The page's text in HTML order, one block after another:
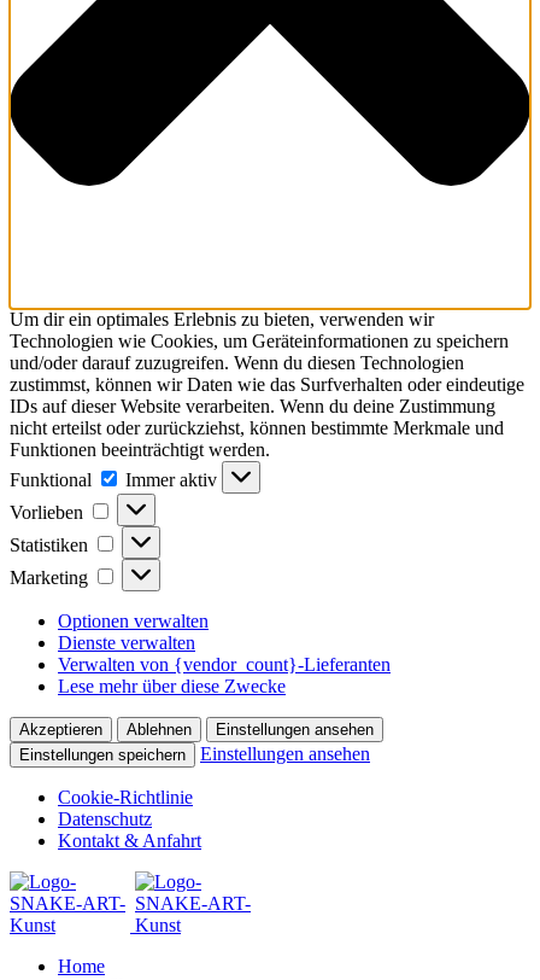
Um dir ein optimales Erlebnis zu bieten, verwenden wir
Technologien wie Cookies, um Geräteinformationen zu speichern
und/oder darauf zuzugreifen. Wenn du diesen Technologien
zustimmst, können wir Daten wie das Surfverhalten oder eindeutige
IDs auf dieser Website verarbeiten. Wenn du deine Zustimmung
nicht erteilst oder zurückziehst, können bestimmte Merkmale und
Funktionen beeinträchtigt werden.
Funktional
Funktional
Immer aktiv
Vorlieben
Vorlieben
Statistiken Statistiken
Marketing Marketing
Optionen verwalten
Dienste verwalten
Verwalten von {vendor_count}-Lieferanten
Lese mehr über diese Zwecke
Akzeptieren Ablehnen
Einstellungen ansehen
Einstellungen speichern
Einstellungen ansehen
Cookie-Richtlinie
Datenschutz
Kontakt & Anfahrt
Home